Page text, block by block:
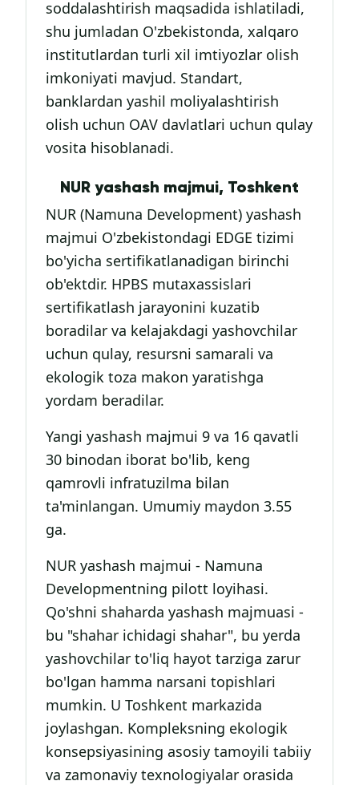
soddalashtirish maqsadida ishlatiladi,
shu jumladan O'zbekistonda, xalqaro
institutlardan turli xil imtiyozlar olish
imkoniyati mavjud. Standart,
banklardan yashil moliyalashtirish
olish uchun OAV davlatlari uchun qulay
vosita hisoblanadi.
NUR yashash majmui, Toshkent
NUR (Namuna Development) yashash
majmui O'zbekistondagi EDGE tizimi
bo'yicha sertifikatlanadigan birinchi
ob'ektdir. HPBS mutaxassislari
sertifikatlash jarayonini kuzatib
boradilar va kelajakdagi yashovchilar
uchun qulay, resursni samarali va
ekologik toza makon yaratishga
yordam beradilar.
Yangi yashash majmui 9 va 16 qavatli
30 binodan iborat bo'lib, keng
qamrovli infratuzilma bilan
ta'minlangan. Umumiy maydon 3.55
ga.
NUR yashash majmui - Namuna
Developmentning pilott loyihasi.
Qo'shni shaharda yashash majmuasi -
bu "shahar ichidagi shahar", bu yerda
yashovchilar to'liq hayot tarziga zarur
bo'lgan hamma narsani topishlari
mumkin. U Toshkent markazida
joylashgan. Kompleksning ekologik
konsepsiyasining asosiy tamoyili tabiiy
va zamonaviy texnologiyalar orasida